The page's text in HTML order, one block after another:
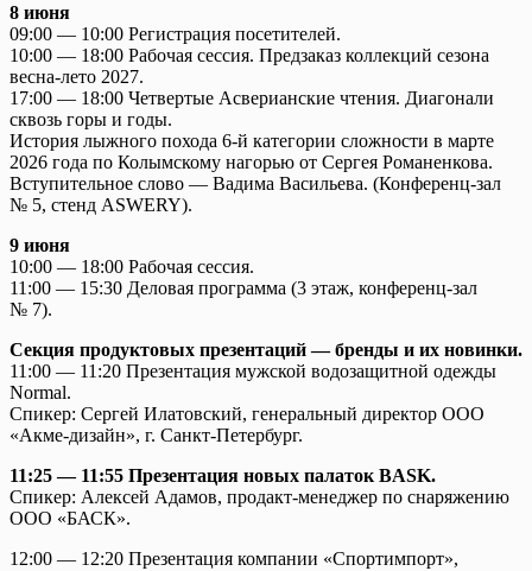
8 июня
09:00 — 10:00 Регистрация посетителей.
10:00 — 18:00 Рабочая сессия. Предзаказ коллекций сезона
весна-лето 2027.
17:00 — 18:00 Четвертые Асверианские чтения. Диагонали
сквозь горы и годы.
История лыжного похода 6-й категории сложности в марте
2026 года по Колымскому нагорью от Сергея Романенкова.
Вступительное слово — Вадима Васильева. (Конференц-зал
№ 5, стенд ASWERY).
9 июня
10:00 — 18:00 Рабочая сессия.
11:00 — 15:30 Деловая программа (3 этаж, конференц-зал
№ 7).
Секция продуктовых презентаций — бренды и их новинки.
11:00 — 11:20 Презентация мужской водозащитной одежды
Normal.
Спикер: Сергей Илатовский, генеральный директор ООО
«Акме-дизайн», г. Санкт-Петербург.
11:25 — 11:55 Презентация новых палаток BASK.
Спикер: Алексей Адамов, продакт-менеджер по снаряжению
ООО «БАСК».
12:00 — 12:20 Презентация компании «Спортимпорт»,